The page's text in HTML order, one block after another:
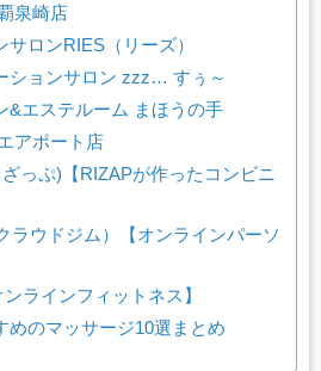
泉崎店
サロンRIES（リーズ）
ションサロン zzz… すぅ～
&エステルーム まほうの手
アポート店
っぷ)【RIZAPが作ったコンビニ
ラウドジム）【オンラインパーソ
ラインフィットネス】
めのマッサージ10選まとめ